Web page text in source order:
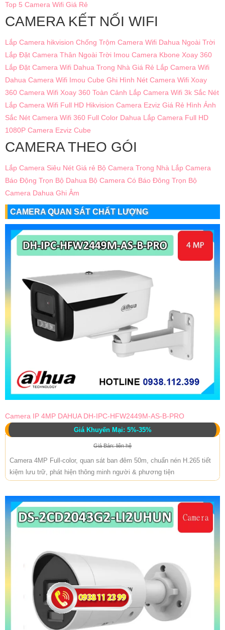
Top 5 Camera Wifi Giá Rẻ
CAMERA KẾT NỐI WIFI
Lắp Camera hikvision Chống Trộm Camera Wifi Dahua Ngoài Trời
Lắp Đặt Camera Thân Ngoài Trời Imou Camera Kbone Xoay 360
Lắp Đặt Camera Wifi Dahua Trong Nhà Giá Rẻ Lắp Camera Wifi
Dahua Camera Wifi Imou Cube Ghi Hình Nét Camera Wifi Xoay
360 Camera Wifi Xoay 360 Toàn Cảnh Lắp Camera Wifi 3k Sắc Nét
Lắp Camera Wifi Full HD Hikvision Camera Ezviz Giá Rẻ Hình Ảnh
Sắc Nét Camera Wifi 360 Full Color Dahua Lắp Camera Full HD
1080P Camera Ezviz Cube
CAMERA THEO GÓI
Lắp Camera Siêu Nét Giá rẻ Bộ Camera Trong Nhà Lắp Camera
Báo Động Trọn Bộ Dahua Bộ Camera Có Báo Đông Trọn Bộ
Camera Dahua Ghi Âm
CAMERA QUAN SÁT CHẤT LƯỢNG
Camera IP 4MP DAHUA DH-IPC-HFW2449M-AS-B-PRO
Giá Khuyến Mại: 5%-35%
Giá Bán: liên hệ
Camera 4MP Full-color, quan sát ban đêm 50m, chuẩn nén H.265 tiết
kiệm lưu trữ, phát hiện thông minh người & phương tiện